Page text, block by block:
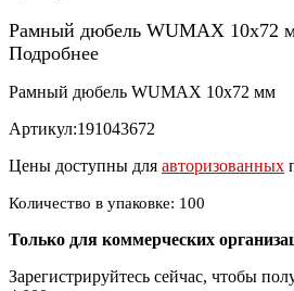
Рамный дюбель WUMAX 10х72
Подробнее
Рамный дюбель WUMAX 10х72 мм
Артикул:191043672
Цены доступны для авторизованных
Количество в упаковке: 100
Только для коммерческих
Зарегистрируйтесь сейчас, чтобы